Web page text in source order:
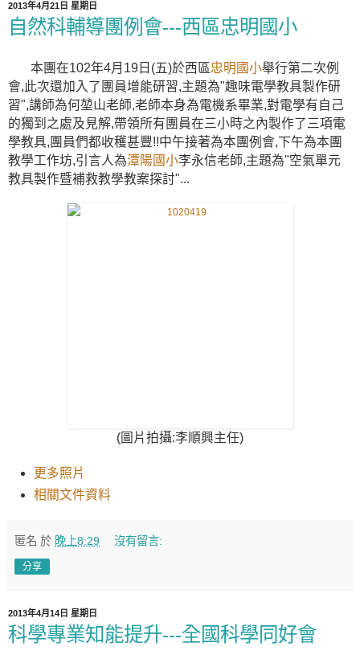
2013年4月21日 星期日
自然科輔導團例會---西區忠明國小
本團在102年4月19日(五)於西區忠明國小舉行第二次例
會,此次還加入了團員增能研習,主題為"趣味電學教具製作研
習",講師為何堃山老師,老師本身為電機系畢業,對電學有自己
的獨到之處及見解,帶領所有團員在三小時之內製作了三項電
學教具,團員們都收穫甚豐!!中午接著為本團例會,下午為本團
教學工作坊,引言人為潭陽國小李永信老師,主題為"空氣單元
教具製作暨補救教學教案探討"...
(圖片拍攝:李順興主任)
更多照片
相關文件資料
匿名 於 晚上8:29 沒有留言:
分享
2013年4月14日 星期日
科學專業知能提升---全國科學同好會